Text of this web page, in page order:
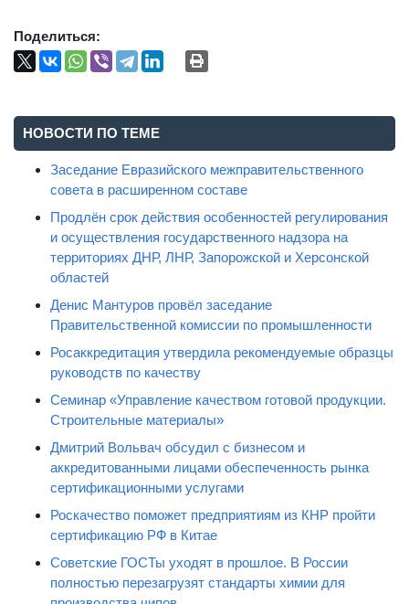
Поделиться:
НОВОСТИ ПО ТЕМЕ
Заседание Евразийского межправительственного
совета в расширенном составе
Продлён срок действия особенностей регулирования
и осуществления государственного надзора на
территориях ДНР, ЛНР, Запорожской и Херсонской
областей
Денис Мантуров провёл заседание
Правительственной комиссии по промышленности
Росаккредитация утвердила рекомендуемые образцы
руководств по качеству
Семинар «Управление качеством готовой продукции.
Строительные материалы»
Дмитрий Вольвач обсудил с бизнесом и
аккредитованными лицами обеспеченность рынка
сертификационными услугами
Роскачество поможет предприятиям из КНР пройти
сертификацию РФ в Китае
Советские ГОСТы уходят в прошлое. В России
полностью перезагрузят стандарты химии для